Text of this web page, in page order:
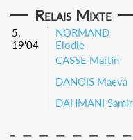
Relais Mixte
5.
19'04
NORMAND
Elodie
CASSE Martin
DANOIS Maeva
DAHMANI Samir